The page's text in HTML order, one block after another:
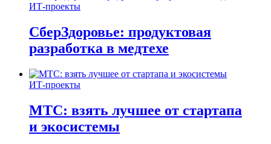
ИТ-проекты
СберЗдоровье: продуктовая
разработка в медтехе
ИТ-проекты
МТС: взять лучшее от стартапа
и экосистемы